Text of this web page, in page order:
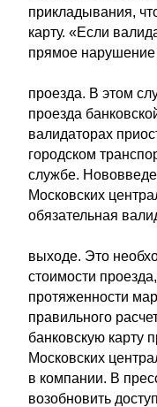
прикладывания,
карту. «Если
прямое
проезда. В этом
проезда
валидаторах
городском
службе.
Московских
обязательная
выходе. Это
стоимости
протяженности
правильного
банковскую карту
Московских
в компании. В
возобновить